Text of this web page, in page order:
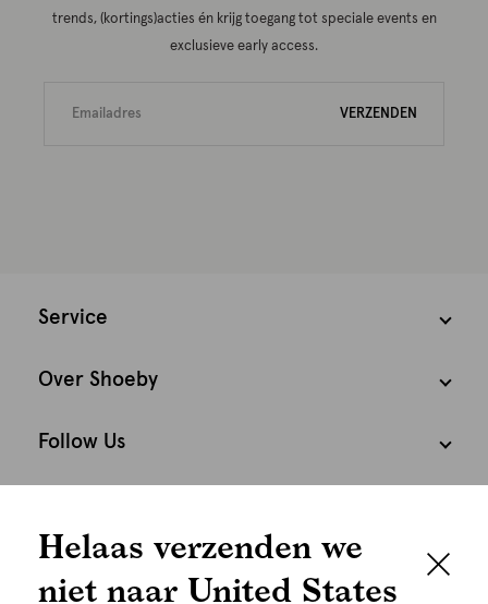
trends, (kortings)acties én krijg toegang tot speciale events en
exclusieve early access.
VERZENDEN
Service
Over Shoeby
Follow Us
Nederland Nederlands
Helaas verzenden we
niet naar United States